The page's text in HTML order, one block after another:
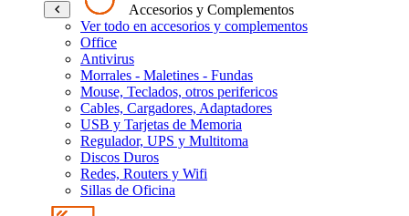
Accesorios y Complementos
Ver todo en accesorios y complementos
Office
Antivirus
Morrales - Maletines - Fundas
Mouse, Teclados, otros perifericos
Cables, Cargadores, Adaptadores
USB y Tarjetas de Memoria
Regulador, UPS y Multitoma
Discos Duros
Redes, Routers y Wifi
Sillas de Oficina